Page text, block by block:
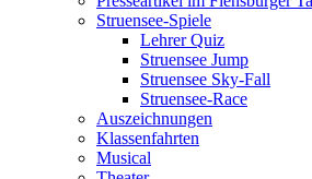
Struensee-Spiele
Lehrer Quiz
Struensee Jump
Struensee Sky-Fall
Struensee-Race
Auszeichnungen
Klassenfahrten
Musical